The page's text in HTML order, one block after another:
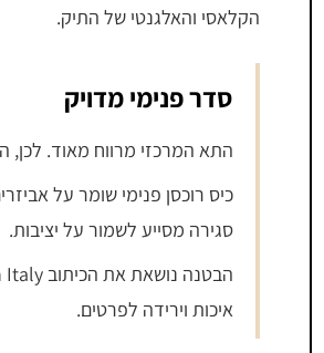
הקלאסי והאלגנטי של התיק.
סדר פנימי מדויק
התא המרכזי מרווח מאוד. לכן,
כיס רוכסן פנימי שומר על
סגירה מסייע לשמור על יציבות.
איכות וירידה לפרטים.